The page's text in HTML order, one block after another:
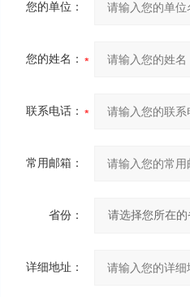
您的单位：
您的姓名：
联系电话：
常用邮箱：
省份：
详细地址：